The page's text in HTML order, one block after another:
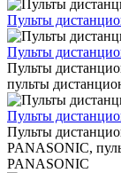
Пульты
Пульты
Пульты
пульты
Пульты
Пульты
PANASONIC,
PANASONIC